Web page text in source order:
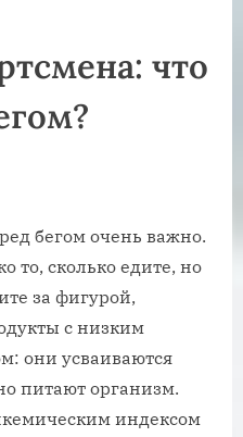
что
бегом очень важно.
то, сколько едите, но
за фигурой,
с низким
они усваиваются
питают организм.
индексом